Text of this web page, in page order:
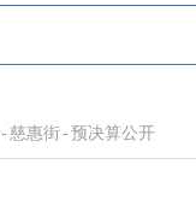
- 慈惠街- 预决算公开